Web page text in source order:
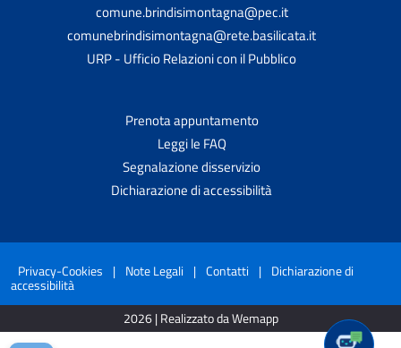
comune.brindisimontagna@pec.it
comunebrindisimontagna@rete.basilicata.it
URP - Ufficio Relazioni con il Pubblico
Prenota appuntamento
Leggi le FAQ
Segnalazione disservizio
Dichiarazione di accessibilità
Privacy-Cookies | Note Legali | Contatti | Dichiarazione di
accessibilità
2026 | Realizzato da Wemapp